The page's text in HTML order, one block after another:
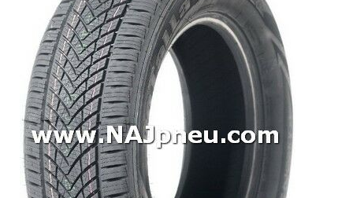
Dodávkové + malé úžitkové
Celoročné pneumatiky
Osobné/crossover + malé úžitkové
SUV/crossover + OFFRoad-ové
Dodávkové + malé úžitkové